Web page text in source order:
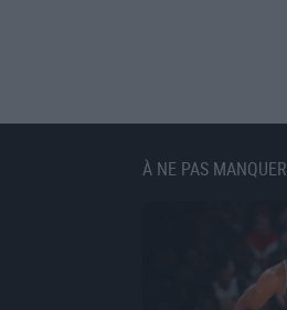
À NE PAS MANQUER